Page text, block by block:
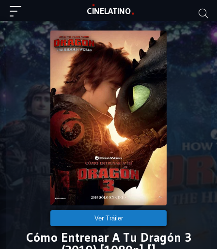
CINELATINO
Ver Tráiler
Cómo Entrenar A Tu Dragón 3